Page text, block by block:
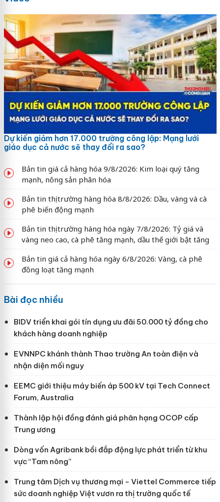
Dự kiến giảm hơn 17.000 trường công lập: Mạng lưới
giáo dục cả nước sẽ thay đổi ra sao?
Bản tin giá cả hàng hóa 9/8/2026: Kim loại quý tăng
mạnh, nông sản phân hóa
Bản tin thị trường hàng hóa 8/8/2026: Dầu, vàng và cà
phê biến động mạnh
Bản tin thị trường hàng hóa ngày 7/8/2026: Tỷ giá và
vàng neo cao, cà phê tăng mạnh, dầu thế giới bật tăng
Bản tin giá cả hàng hóa ngày 6/8/2026: Vàng, cà phê
đồng loạt tăng mạnh
Bài đọc nhiều
BIDV triển khai gói tín dụng ưu đãi 50.000 tỷ đồng cho
khách hàng doanh nghiệp
EVNNPC khánh thành Thao trường An toàn điện và
nhận diện mối nguy
EEMC giới thiệu máy biến áp 500 kV tại Tech Connect
Forum, Australia
Thành lập hội đồng đánh giá phân hạng OCOP cấp
Trung ương
Dòng vốn Agribank bồi đắp động lực phát triển từ khu
vực “Tam nông”
Trung tâm Dịch vụ thương mại - Viettel Commerce tiếp
sức doanh nghiệp Việt vươn ra thị trường quốc tế